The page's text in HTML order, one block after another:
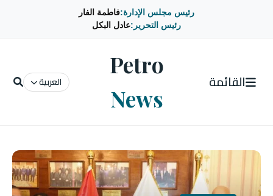
رئيس مجلس الإدارة:فاطمة الفار
رئيس التحرير:عادل البكل
القائمة
Petro
News
العربية